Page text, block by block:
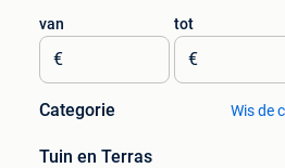
van
€
tot
€
Categorie Wis de
Tuin en Terras